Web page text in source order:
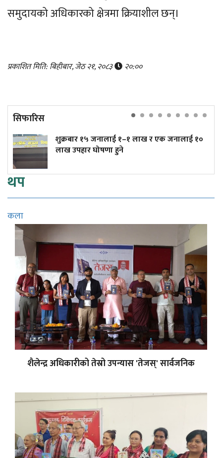
समुदायको अधिकारको क्षेत्रमा क्रियाशील छन्।
प्रकाशित मिति: बिहीबार, जेठ २१, २०८३ २०:००
सिफारिस
शुक्रबार १५ जनालाई १–१ लाख र एक जनालाई १०
लाख उपहार घोषणा हुने
थप
कला
शैलेन्द्र अधिकारीको तेस्रो उपन्यास 'तेजस्' सार्वजनिक